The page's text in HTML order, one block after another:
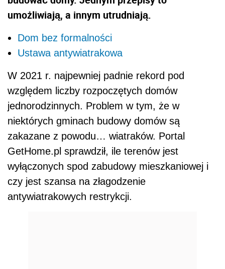
umożliwiają, a innym utrudniają.
Dom bez formalności
Ustawa antywiatrakowa
W 2021 r. najpewniej padnie rekord pod
względem liczby rozpoczętych domów
jednorodzinnych. Problem w tym, że w
niektórych gminach budowy domów są
zakazane z powodu… wiatraków. Portal
GetHome.pl sprawdził, ile terenów jest
wyłączonych spod zabudowy mieszkaniowej i
czy jest szansa na złagodzenie
antywiatrakowych restrykcji.